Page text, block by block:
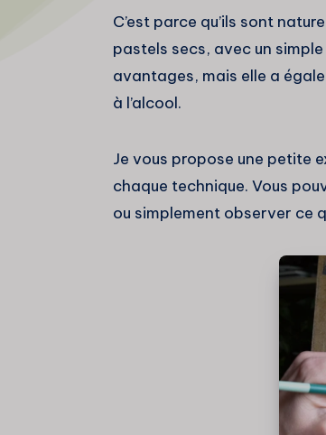
C’est parce qu’ils sont
pastels secs, avec un
avantages, mais elle a
à l’alcool.
Je vous propose une petite
chaque technique. Vous
ou simplement observer ce